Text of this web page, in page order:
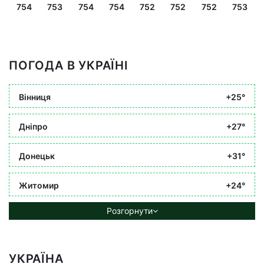
754 753 754 754 752 752 752 753
ПОГОДА В УКРАЇНІ
Вінниця +25°
Дніпро +27°
Донецьк +31°
Житомир +24°
Розгорнути
УКРАЇНА